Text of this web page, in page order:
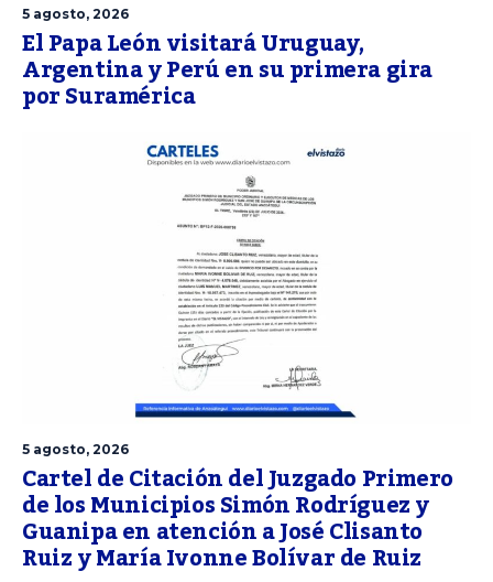
5 agosto, 2026
El Papa León visitará Uruguay,
Argentina y Perú en su primera gira
por Suramérica
5 agosto, 2026
Cartel de Citación del Juzgado Primero
de los Municipios Simón Rodríguez y
Guanipa en atención a José Clisanto
Ruiz y María Ivonne Bolívar de Ruiz